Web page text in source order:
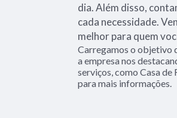
dia. Além disso,
cada necessidade.
melhor para quem
Carregamos o objetivo
a empresa nos
serviços, como Casa de
para mais informações.